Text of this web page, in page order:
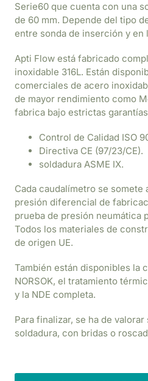
Serie60 que cuenta con una
de 60 mm. Depende del tipo
entre sonda de inserción y en
Apti Flow está fabricado
inoxidable 316L. Están
comerciales de acero
de mayor rendimiento como
fabrica bajo estrictas
Control de Calidad ISO
Directiva CE (97/23/CE).
soldadura ASME IX.
Cada caudalímetro se
presión diferencial de
prueba de presión neumática
Todos los materiales de
de origen UE.
También están disponibles la
NORSOK, el tratamiento
y la NDE completa.
Para finalizar, se ha de
soldadura, con bridas o